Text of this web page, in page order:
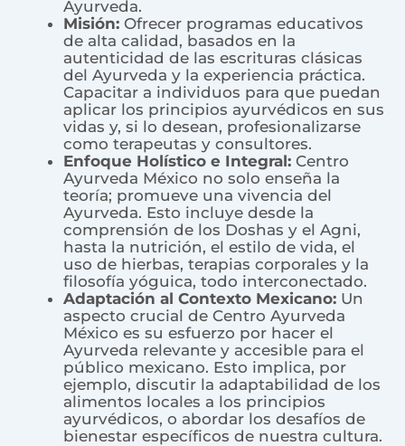
Ayurveda.
Misión: Ofrecer programas educativos
de alta calidad, basados en la
autenticidad de las escrituras clásicas
del Ayurveda y la experiencia práctica.
Capacitar a individuos para que puedan
aplicar los principios ayurvédicos en sus
vidas y, si lo desean, profesionalizarse
como terapeutas y consultores.
Enfoque Holístico e Integral: Centro
Ayurveda México no solo enseña la
teoría; promueve una vivencia del
Ayurveda. Esto incluye desde la
comprensión de los Doshas y el Agni,
hasta la nutrición, el estilo de vida, el
uso de hierbas, terapias corporales y la
filosofía yóguica, todo interconectado.
Adaptación al Contexto Mexicano: Un
aspecto crucial de Centro Ayurveda
México es su esfuerzo por hacer el
Ayurveda relevante y accesible para el
público mexicano. Esto implica, por
ejemplo, discutir la adaptabilidad de los
alimentos locales a los principios
ayurvédicos, o abordar los desafíos de
bienestar específicos de nuestra cultura.